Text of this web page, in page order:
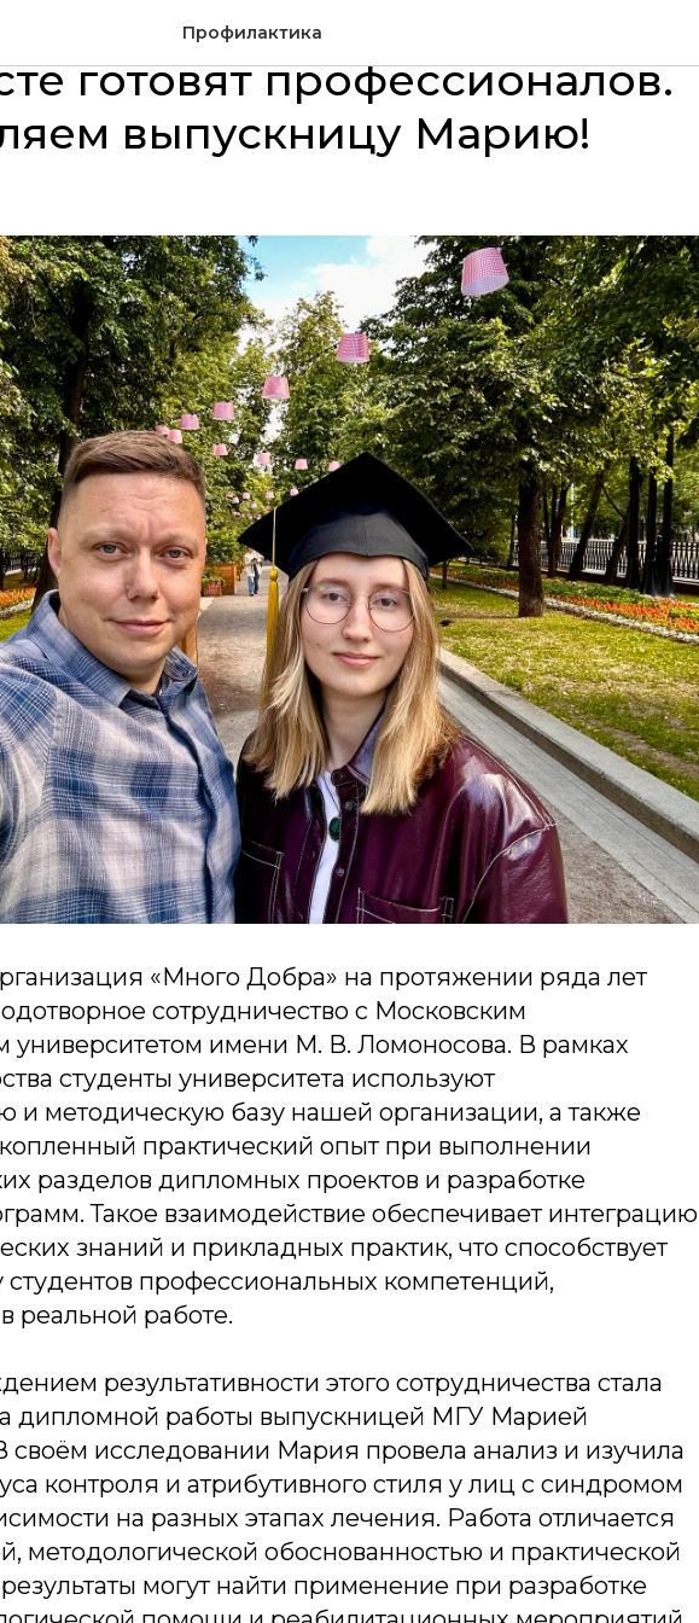
Профилактика
как „Много Добра“ и
готовят профессионалов.
выпускницу Марию!
«Много Добра» на протяжении ряда лет
сотрудничество с Московским
университетом имени М. В. Ломоносова. В рамках
студенты университета используют
методическую базу нашей организации, а также
практический опыт при выполнении
разделов дипломных проектов и разработке
Такое взаимодействие обеспечивает интеграцию
знаний и прикладных практик, что способствует
профессиональных компетенций,
реальной работе.
результативности этого сотрудничества стала
дипломной работы выпускницей МГУ Марией
исследовании Мария провела анализ и изучила
контроля и атрибутивного стиля у лиц с синдромом
на разных этапах лечения. Работа отличается
методологической обоснованностью и практической
могут найти применение при разработке